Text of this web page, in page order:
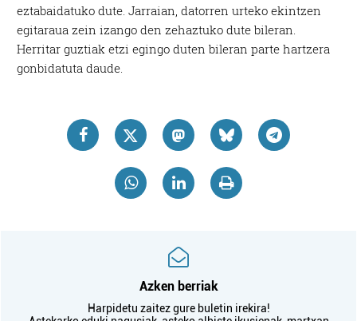
eztabaidatuko dute. Jarraian, datorren urteko ekintzen
egitaraua zein izango den zehaztuko dute bileran.
Herritar guztiak etzi egingo duten bileran parte hartzera
gonbidatuta daude.
Azken berriak
Harpidetu zaitez gure buletin irekira!